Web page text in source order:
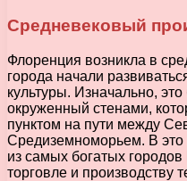
Средневековый
Флоренция возникла в
города начали
культуры. Изначально,
окруженный стенами,
пунктом на пути между
Средиземноморьем. В
из самых богатых
торговле и производству